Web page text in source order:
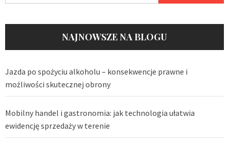
NAJNOWSZE NA BLOGU
Jazda po spożyciu alkoholu – konsekwencje prawne i
możliwości skutecznej obrony
Mobilny handel i gastronomia: jak technologia ułatwia
ewidencję sprzedaży w terenie